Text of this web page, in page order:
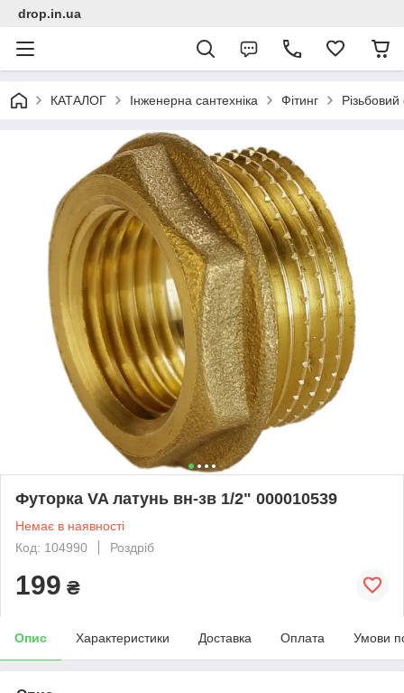
drop.in.ua
КАТАЛОГ Інженерна сантехніка Фітинг Різьбовий
Футорка VA латунь вн-зв 1/2" 000010539
Немає в наявності
Код: 104990
Роздріб
199 ₴
Опис Характеристики Доставка Оплата Умови